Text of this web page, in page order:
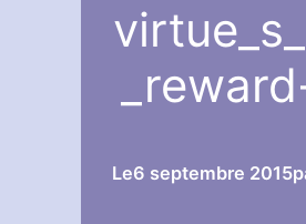
Le6 septembre 2015